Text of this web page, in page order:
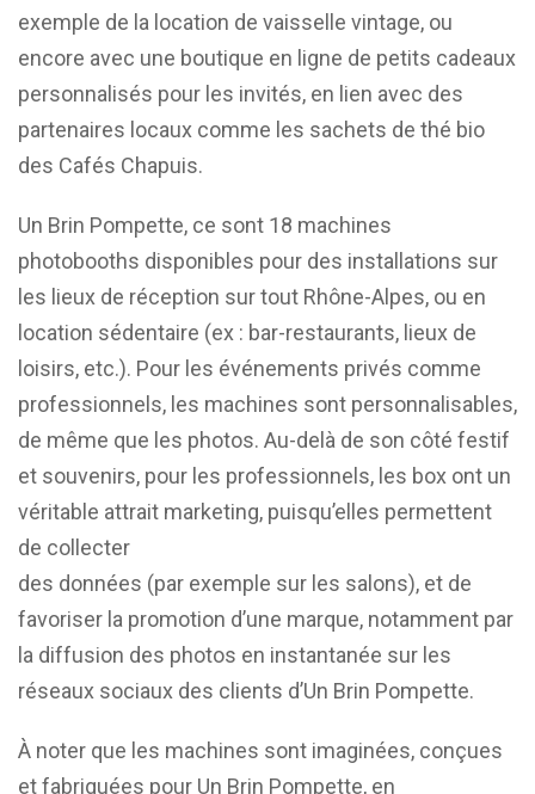
exemple de la location de vaisselle vintage, ou
encore avec une boutique en ligne de petits cadeaux
personnalisés pour les invités, en lien avec des
partenaires locaux comme les sachets de thé bio
des Cafés Chapuis.
Un Brin Pompette, ce sont 18 machines
photobooths disponibles pour des installations sur
les lieux de réception sur tout Rhône-Alpes, ou en
location sédentaire (ex : bar-restaurants, lieux de
loisirs, etc.). Pour les événements privés comme
professionnels, les machines sont personnalisables,
de même que les photos. Au-delà de son côté festif
et souvenirs, pour les professionnels, les box ont un
véritable attrait marketing, puisqu’elles permettent
de collecter
des données (par exemple sur les salons), et de
favoriser la promotion d’une marque, notamment par
la diffusion des photos en instantanée sur les
réseaux sociaux des clients d’Un Brin Pompette.
À noter que les machines sont imaginées, conçues
et fabriquées pour Un Brin Pompette, en